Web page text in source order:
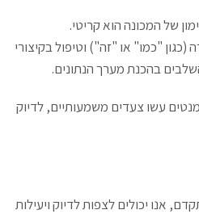
של המכונה הוא קריטי.
(כגון "כמו" או "זה") וטיפול בקיצורי
בהכנת מערך הנתונים.
עשו צעדים משמעותיים, לדיוק
אנו יכולים לצפות לדיוק ויעילות